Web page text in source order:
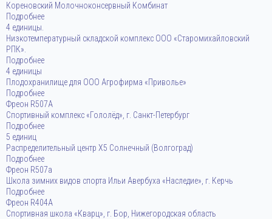
Кореновский Молочноконсервный Комбинат
Подробнее
4 единицы.
Низкотемпературный складской комплекс ООО «Старомихайловский
РПК».
Подробнее
4 единицы
Плодохранилище для ООО Агрофирма «Приволье»
Подробнее
Фреон R507A
Спортивный комплекс «Гололёд», г. Санкт-Петербург
Подробнее
5 единиц
Распределительный центр X5 Солнечный (Волгоград)
Подробнее
Фреон R507a
Школа зимних видов спорта Ильи Авербуха «Наследие», г. Керчь
Подробнее
Фреон R404A
Спортивная школа «Кварц», г. Бор, Нижегородская область